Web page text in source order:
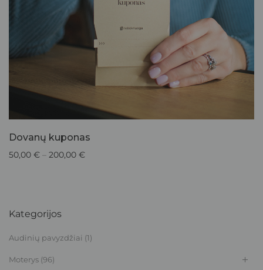
Dovanų kuponas
50,00 € – 200,00 €
Kategorijos
Audinių pavyzdžiai (1)
Moterys (96)